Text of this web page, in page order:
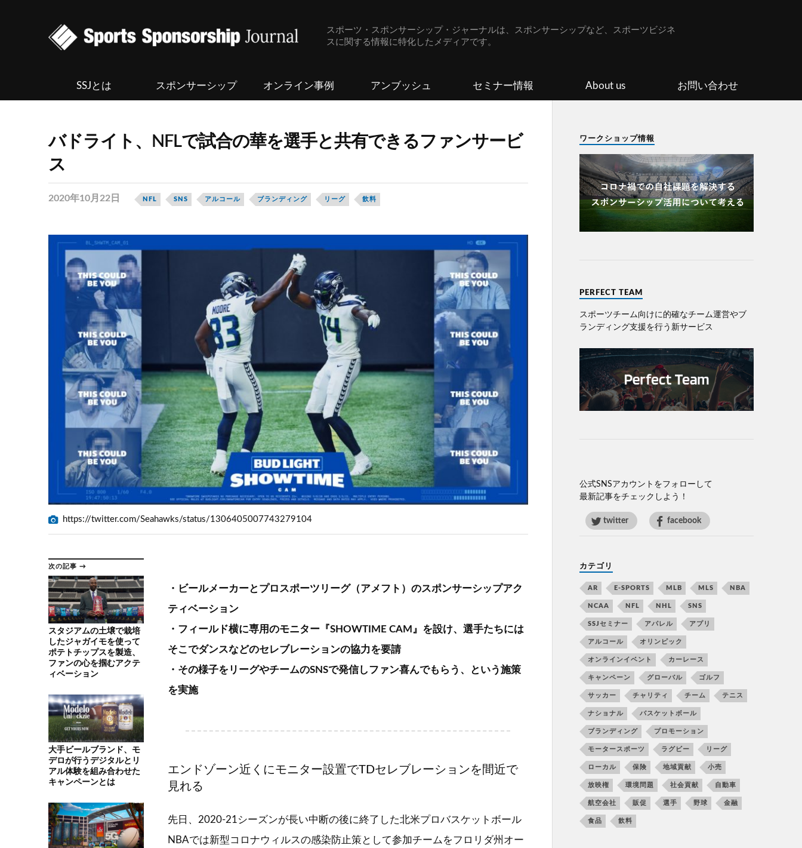
スポーツ・スポンサーシップ・ジャーナルは、スポンサーシップなど、スポーツビジネ
スに関する情報に特化したメディアです。
SSJとは スポンサーシップ オンライン事例 アンブッシュ セミナー情報 About us お問い合わせ
バドライト、NFLで試合の華を選手と共有できるファンサービ
ス
2020年10月22日 NFL SNS アルコール ブランディング リーグ 飲料
https://twitter.com/Seahawks/status/1306405007743279104
次の記事 →
スタジアムの土壌で栽培
したジャガイモを使って
ポテトチップスを製造、
ファンの心を掴むアクテ
ィベーション
大手ビールブランド、モ
デロが行うデジタルとリ
アル体験を組み合わせた
キャンペーンとは
・ビールメーカーとプロスポーツリーグ（アメフト）のスポンサーシップアク
ティベーション
・フィールド横に専用のモニター『SHOWTIME CAM』を設け、選手たちには
そこでダンスなどのセレブレーションの協力を要請
・その様子をリーグやチームのSNSで発信しファン喜んでもらう、という施策
を実施
エンドゾーン近くにモニター設置でTDセレブレーションを間近で
見れる
先日、2020-21シーズンが長い中断の後に終了した北米プロバスケットボール
NBAでは新型コロナウィルスの感染防止策として参加チームをフロリダ州オー
ワークショップ情報
PERFECT TEAM
スポーツチーム向けに的確なチーム運営やブ
ランディング⽀援を⾏う新サービス
公式SNSアカウントをフォローして
最新記事をチェックしよう！
twitter facebook
カテゴリ
AR E-SPORTS MLB MLS NBA
NCAA NFL NHL SNS
SSJセミナー アパレル アプリ
アルコール オリンピック
オンラインイベント カーレース
キャンペーン グローバル ゴルフ
サッカー チャリティ チーム テニス
ナショナル バスケットボール
ブランディング プロモーション
モータースポーツ ラグビー リーグ
ローカル 保険 地域貢献 小売
放映権 環境問題 社会貢献 自動車
航空会社 販促 選手 野球 金融
食品 飲料